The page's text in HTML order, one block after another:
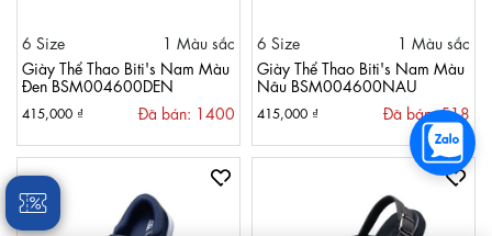
6 Size
1 Màu sắc
Giày Thể Thao Biti's Nam Màu
Đen BSM004600DEN
415,000 ₫ Đã bán: 1400
6 Size
1 Màu sắc
Giày Thể Thao Biti's Nam Màu
Nâu BSM004600NAU
415,000 ₫ Đã bán: 518